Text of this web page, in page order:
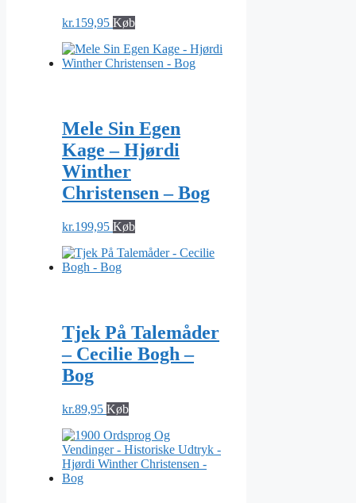
kr.159,95 Køb
Mele Sin Egen
Kage – Hjørdi
Winther
Christensen – Bog
kr.199,95 Køb
Tjek På Talemåder
– Cecilie Bogh –
Bog
kr.89,95 Køb